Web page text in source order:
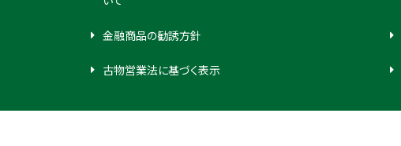
金融商品の勧誘方針
古物営業法に基づく表示